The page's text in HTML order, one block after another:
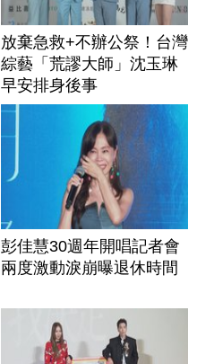
放棄急救+不辦公祭！台灣
綜藝「荒謬大師」沈玉琳
早安排身後事
彭佳慧30週年開唱記者會
兩度激動淚崩曝退休時間